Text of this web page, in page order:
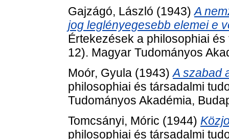
Gajzágó, László (1943)A
jog leglényegesebb elemei e
Értekezések a philosophiai
12). Magyar Tudományos
Moór, Gyula (1943)A szabad
philosophiai és társadalmi
Tudományos Akadémia,
Tomcsányi, Móric (1944)
philosophiai és társadalmi